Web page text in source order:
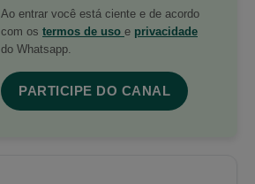
Ao entrar você está ciente e de acordo
com os termos de uso e privacidade
do Whatsapp.
PARTICIPE DO CANAL